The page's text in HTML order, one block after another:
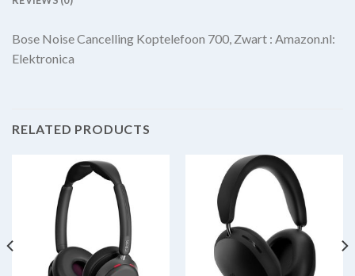
Bose Noise Cancelling Koptelefoon 700, Zwart : Amazon.nl:
Elektronica
RELATED PRODUCTS